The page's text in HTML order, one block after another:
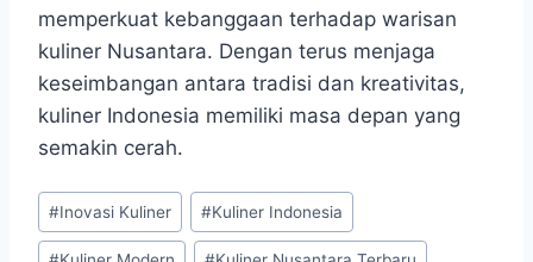
memperkuat kebanggaan terhadap warisan
kuliner Nusantara. Dengan terus menjaga
keseimbangan antara tradisi dan kreativitas,
kuliner Indonesia memiliki masa depan yang
semakin cerah.
Post
Tags:
#Inovasi Kuliner #Kuliner Indonesia